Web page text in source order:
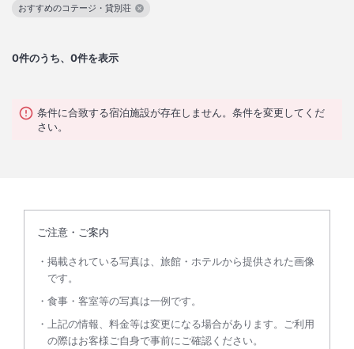
0件のうち、0件を表示
おすすめのコテージ・貸別荘
この絞り込み条件を解除
条件に合致する宿泊施設が存在しません。条件を変更してくだ
さい。
ご注意・ご案内
掲載されている写真は、旅館・ホテルから提供された画像
です。
食事・客室等の写真は一例です。
上記の情報、料金等は変更になる場合があります。ご利用
の際はお客様ご自身で事前にご確認ください。